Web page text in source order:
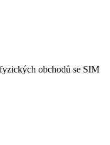
obchodů se SIM